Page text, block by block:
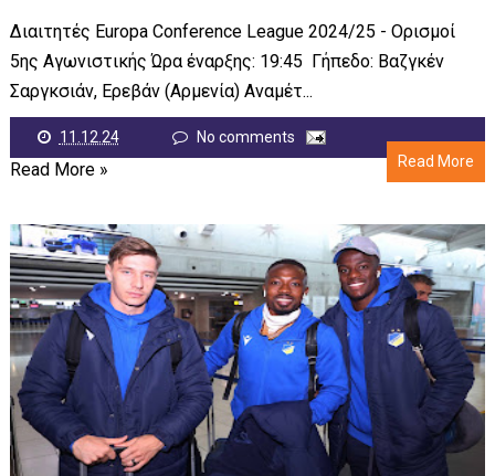
Διαιτητές Europa Conference League 2024/25 - Ορισμοί
5ης Αγωνιστικής Ώρα έναρξης: 19:45 Γήπεδο: Βαζγκέν
Σαργκσιάν, Ερεβάν (Αρμενία) Αναμέτ...
11.12.24
No comments
Read More
Read More »